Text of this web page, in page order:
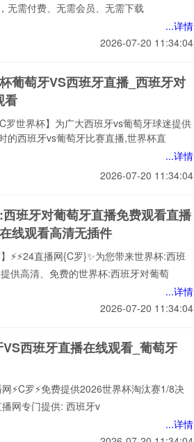
无需付费、无需会员、无需下载
...详情
2026-07-20 11:34:04
葡萄牙VS西班牙直播_西班牙对
看
罗世界杯】为广大西班牙vs葡萄牙球迷提供
的西班牙vs葡萄牙比赛直播,世界杯直
...详情
2026-07-20 11:34:04
班牙对葡萄牙直播免费观看直播
线观看高清无插件
⚡⚡24直播网{C罗}✨为您带来世界杯:西班
供高清、免费的世界杯:西班牙对葡萄
...详情
2026-07-20 11:34:04
西班牙直播在线观看_葡萄牙
⚡️C罗⚡️免费提供2026世界杯淘汰赛1/8决
网专门提供: 西班牙v
...详情